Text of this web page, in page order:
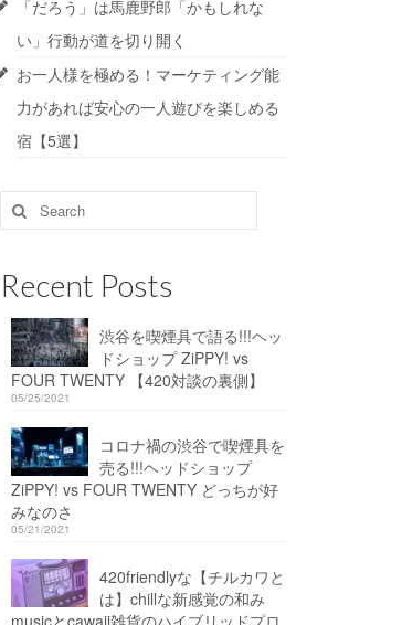
「だろう」は馬鹿野郎「かもしれな
い」行動が道を切り開く
お一人様を極める！マーケティング能
力があれば安心の一人遊びを楽しめる
宿【5選】
Search
for:
Recent Posts
渋谷を喫煙具で語る!!!ヘッ
ドショップ ZiPPY! vs
FOUR TWENTY 【420対談の裏側】
05/25/2021
コロナ禍の渋谷で喫煙具を
売る!!!ヘッドショップ
ZiPPY! vs FOUR TWENTY どっちが好
みなのさ
05/21/2021
420friendlyな【チルカワと
は】chillな新感覚の和み